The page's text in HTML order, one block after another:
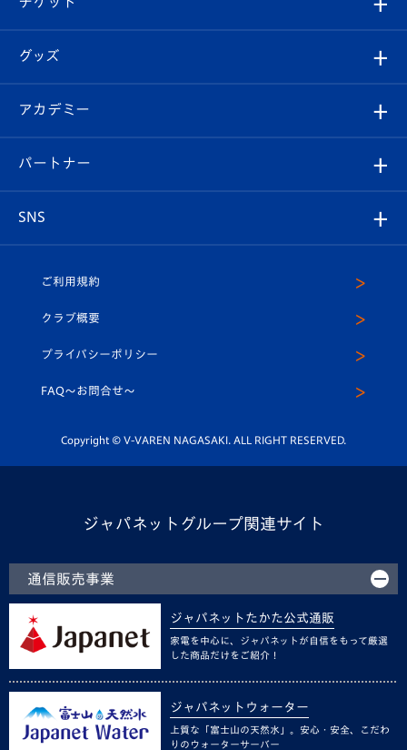
チケット
イベント
メディア
ホームタウン
エンブレム紹介
スタッフプロフィール
マスコット紹介
平和祈念活動
ホームタウン活動
はじめての観戦ガイド
Revive Team
ヴィヴィくんの長崎おもてなしガイド
フォトギャラリー
スタジアムグルメ
チケット
V-LOVERS（ファンクラブ）
プレイヤーズスイート
グッズ
オンラインショップ
店舗情報
アカデミー
育成からのお知らせ
U-18
スクール
パートナー
SNS
ヴィヴィくんインスタグラム
公式LINE＠
ご利用規約
クラブ概要
プライバシーポリシー
FAQ〜お問合せ〜
Copyright © V-VAREN NAGASAKI. ALL RIGHT RESERVED.
ジャパネットグループ関連サイト
通信販売事業
ジャパネットたかた公式通販
家電を中心に、ジャパネットが自信をもって厳選
した商品だけをご紹介！
ジャパネットウォーター
上質な「富士山の天然水」。安心・安全、こだわ
りのウォーターサーバー